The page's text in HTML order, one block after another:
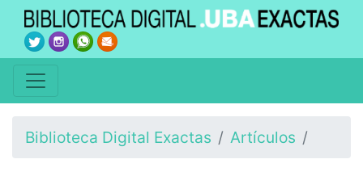
Biblioteca Digital Exactas Artículos